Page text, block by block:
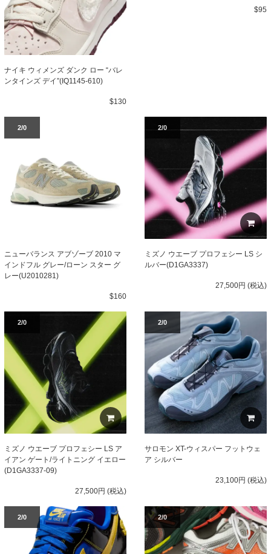
ナイキ ウィメンズ ダンク ロー “バレ
ンタインズ デイ”(IQ1145-610)
$130
$95
2/0
ニューバランス アブゾーブ 2010 マ
インドフル グレー/ローン スター グ
レー(U2010281)
$160
2/0
ミズノ ウエーブ プロフェシー LS シ
ルバー(D1GA3337)
27,500円 (税込)
2/0
ミズノ ウエーブ プロフェシー LS ア
イアン ゲート/ライトニング イエロー
(D1GA3337-09)
27,500円 (税込)
2/0
サロモン XT-ウィスパー フットウェ
ア シルバー
23,100円 (税込)
2/0 2/0